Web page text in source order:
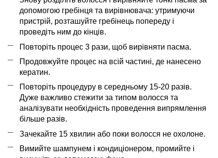
допомогою гребінця та вирівнювача: утримуючи
пристрій, розташуйте гребінець попереду і
проведіть ним до кінців.
Повторіть процес 3 рази, щоб вирівняти пасма.
Продовжуйте процес на всій частині, де нанесено
кератин.
Повторіть процедуру в середньому 15-20 разів.
Дуже важливо стежити за типом волосся та
аналізувати необхідність проведення випрямлення
більше разів.
Зачекайте 15 хвилин або поки волосся не охолоне.
Вимийте шампунем і кондиціонером, промийте і